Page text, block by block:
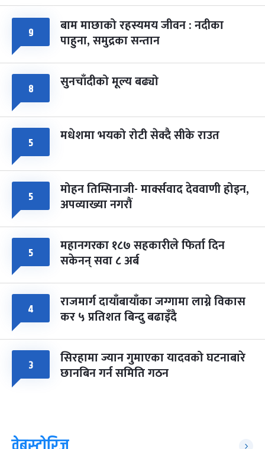
८ फागुपूर्णिमा
चैत्र ८, २०८३-Mar 22, 2027
७ महिना बाँकी
९ बाम माछाको रहस्यमय जीवन : नदीका
पाहुना, समुद्रका सन्तान
८ सुनचाँदीको मूल्य बढ्यो
५ मधेशमा भयको रोटी सेक्दै सीके राउत
५ मोहन तिम्सिनाजी- मार्क्सवाद देववाणी होइन,
अपव्याख्या नगरौं
५ महानगरका १८७ सहकारीले फिर्ता दिन
सकेनन् सवा ८ अर्ब
४ राजमार्ग दायाँबायाँका जग्गामा लाग्ने विकास
कर ५ प्रतिशत बिन्दु बढाइँदै
३ सिरहामा ज्यान गुमाएका यादवको घटनाबारे
छानबिन गर्न समिति गठन